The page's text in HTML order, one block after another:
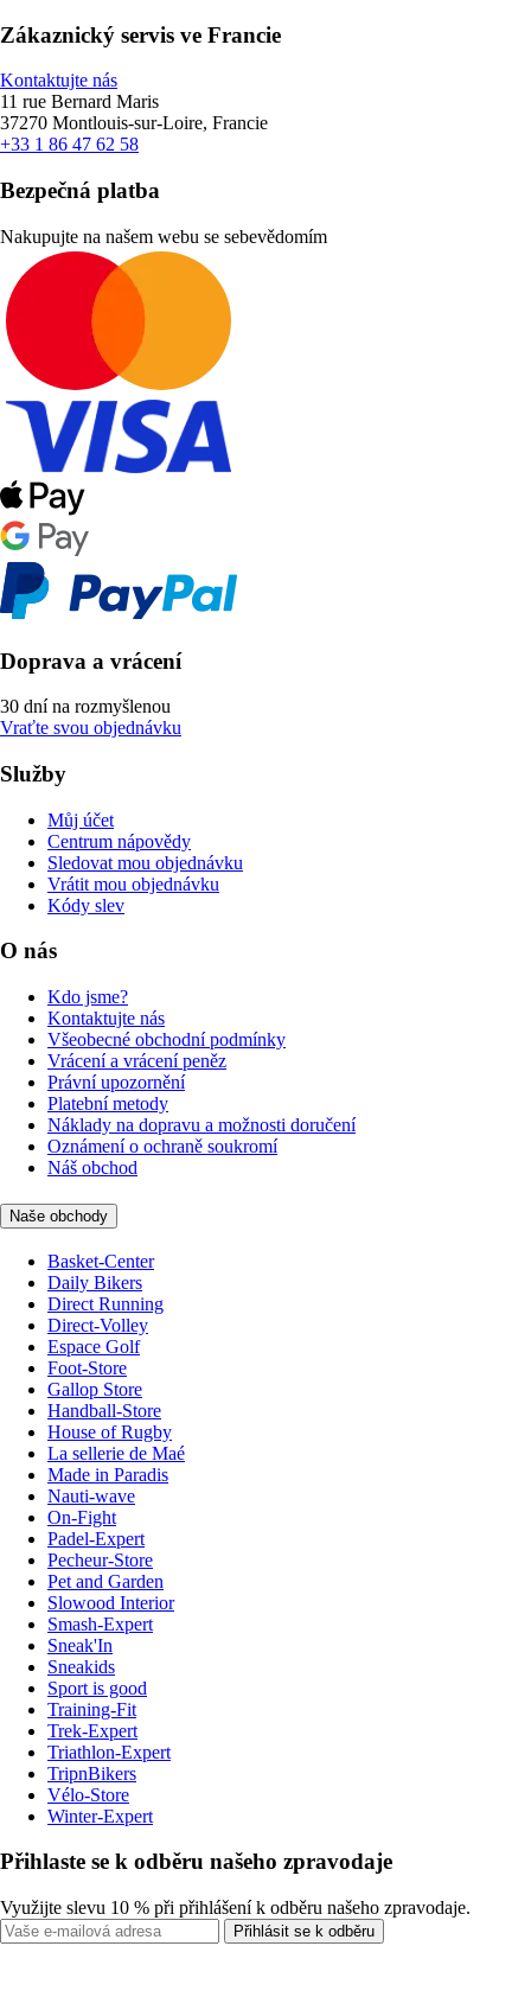
Zákaznický servis ve Francie
Kontaktujte nás
11 rue Bernard Maris
37270 Montlouis-sur-Loire, Francie
+33 1 86 47 62 58
Bezpečná platba
Nakupujte na našem webu se sebevědomím
Doprava a vrácení
30 dní na rozmyšlenou
Vraťte svou objednávku
Služby
Můj účet
Centrum nápovědy
Sledovat mou objednávku
Vrátit mou objednávku
Kódy slev
O nás
Kdo jsme?
Kontaktujte nás
Všeobecné obchodní podmínky
Vrácení a vrácení peněz
Právní upozornění
Platební metody
Náklady na dopravu a možnosti doručení
Oznámení o ochraně soukromí
Náš obchod
Naše obchody
Basket-Center
Daily Bikers
Direct Running
Direct-Volley
Espace Golf
Foot-Store
Gallop Store
Handball-Store
House of Rugby
La sellerie de Maé
Made in Paradis
Nauti-wave
On-Fight
Padel-Expert
Pecheur-Store
Pet and Garden
Slowood Interior
Smash-Expert
Sneak'In
Sneakids
Sport is good
Training-Fit
Trek-Expert
Triathlon-Expert
TripnBikers
Vélo-Store
Winter-Expert
Přihlaste se k odběru našeho zpravodaje
Využijte slevu 10 % při přihlášení k odběru našeho zpravodaje.
Přihlásit se k odběru